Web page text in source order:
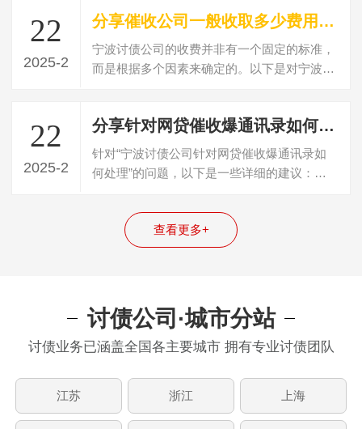
22
2025-2
分享催收公司一般收取多少费用？讨债收费标准？
宁波讨债公司的收费并非有一个固定的标准，
而是根据多个因素来确定的。以下是对宁波讨
22
2025-2
分享针对网贷催收爆通讯录如何处理
针对“宁波讨债公司针对网贷催收爆通讯录如
何处理”的问题，以下是一些详细的建议：
查看更多+
讨债公司·城市分站
讨债业务已涵盖全国各主要城市 拥有专业讨债团队
江苏 浙江 上海